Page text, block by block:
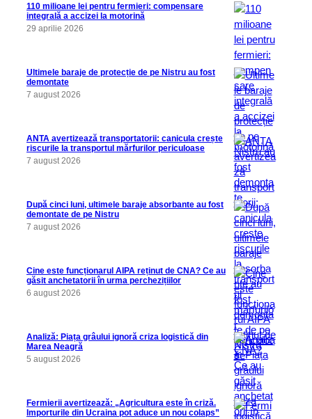
110 milioane lei pentru fermieri: compensare
integrală a accizei la motorină
29 aprilie 2026
Ultimele baraje de protecție de pe Nistru au fost
demontate
7 august 2026
ANTA avertizează transportatorii: canicula crește
riscurile la transportul mărfurilor periculoase
7 august 2026
După cinci luni, ultimele baraje absorbante au fost
demontate de pe Nistru
7 august 2026
Cine este funcționarul AIPA reținut de CNA? Ce au
găsit anchetatorii în urma perchezițiilor
6 august 2026
Analiză: Piața grâului ignoră criza logistică din
Marea Neagră
5 august 2026
Fermierii avertizează: „Agricultura este în criză.
Importurile din Ucraina pot aduce un nou colaps”